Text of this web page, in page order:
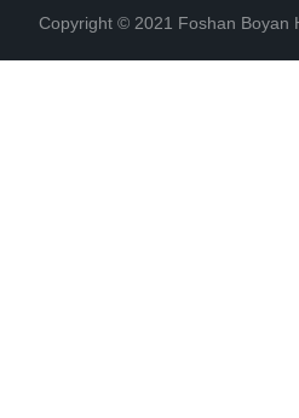
Copyright © 2021 Foshan Boyan